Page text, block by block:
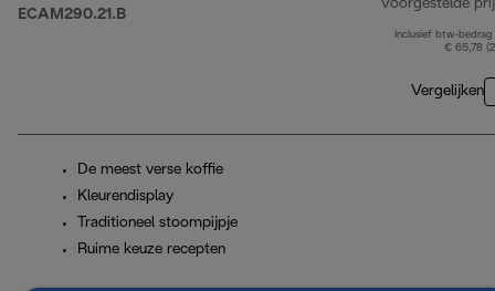
ECAM290.21.B
Voorgestelde
Inclusief btw-bedrag
€ 65,78
Vergelijken
De meest verse koffie
Kleurendisplay
Traditioneel stoompijpje
Ruime keuze recepten